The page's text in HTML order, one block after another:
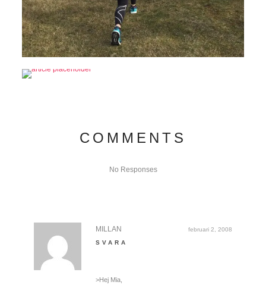
COMMENTS
No Responses
februari 2, 2008
MILLAN
SVARA
>Hej Mia,